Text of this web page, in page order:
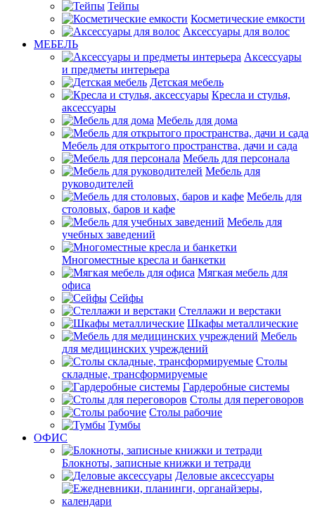
Тейпы
Косметические емкости
Аксессуары для волос
МЕБЕЛЬ
Аксессуары
и предметы интерьера
Детская мебель
Кресла и стулья,
аксессуары
Мебель для дома
Мебель для открытого пространства, дачи и сада
Мебель для персонала
Мебель для
руководителей
Мебель для
столовых, баров и кафе
Мебель для
учебных заведений
Многоместные кресла и банкетки
Мягкая мебель для
офиса
Сейфы
Стеллажи и верстаки
Шкафы металлические
Мебель
для медицинских учреждений
Столы
складные, трансформируемые
Гардеробные системы
Столы для переговоров
Столы рабочие
Тумбы
ОФИС
Блокноты, записные книжки и тетради
Деловые аксессуары